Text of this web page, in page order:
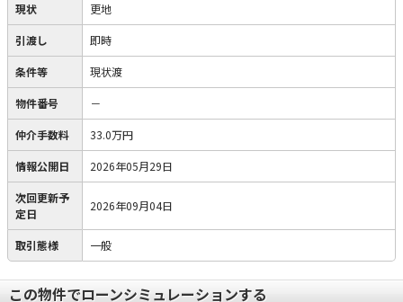
現状 更地
引渡し 即時
条件等 現状渡
物件番号 －
仲介手数料 33.0万円
情報公開日 2026年05月29日
次回更新予
定日
2026年09月04日
取引態様 一般
この物件でローンシミュレーションする